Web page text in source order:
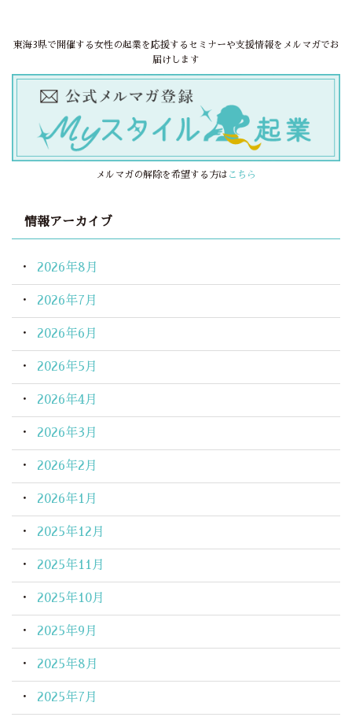
東海3県で開催する女性の起業を応援するセミナーや支援情報をメルマガでお
届けします
メルマガの解除を希望する方は こちら
情報アーカイブ
2026年8月
2026年7月
2026年6月
2026年5月
2026年4月
2026年3月
2026年2月
2026年1月
2025年12月
2025年11月
2025年10月
2025年9月
2025年8月
2025年7月